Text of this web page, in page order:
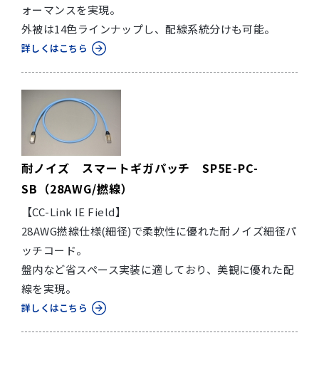
ォーマンスを実現。
外被は14色ラインナップし、配線系統分けも可能。
詳しくはこちら
耐ノイズ スマートギガパッチ SP5E-PC-
SB（28AWG/撚線）
【CC-Link IE Field】
28AWG撚線仕様(細径)で柔軟性に優れた耐ノイズ細径パ
ッチコード。
盤内など省スペース実装に適しており、美観に優れた配
線を実現。
詳しくはこちら